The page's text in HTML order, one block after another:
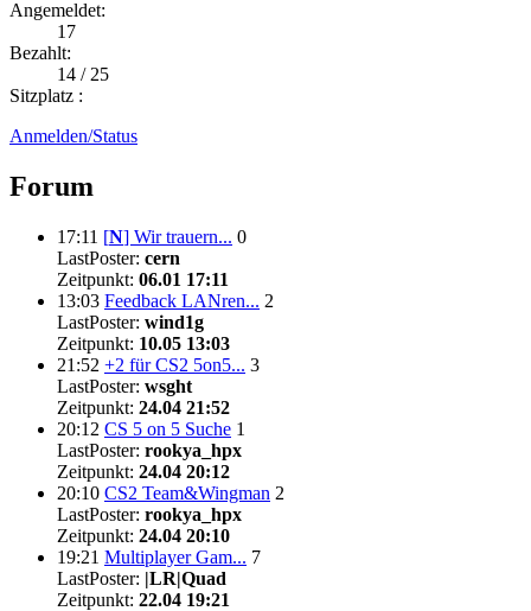
Angemeldet:
17
Bezahlt:
14 / 25
Sitzplatz :
Anmelden/Status
Forum
17:11 [N] Wir trauern... 0
LastPoster: cern
Zeitpunkt: 06.01 17:11
13:03 Feedback LANren... 2
LastPoster: wind1g
Zeitpunkt: 10.05 13:03
21:52 +2 für CS2 5on5... 3
LastPoster: wsght
Zeitpunkt: 24.04 21:52
20:12 CS 5 on 5 Suche 1
LastPoster: rookya_hpx
Zeitpunkt: 24.04 20:12
20:10 CS2 Team&Wingman 2
LastPoster: rookya_hpx
Zeitpunkt: 24.04 20:10
19:21 Multiplayer Gam... 7
LastPoster: |LR|Quad
Zeitpunkt: 22.04 19:21